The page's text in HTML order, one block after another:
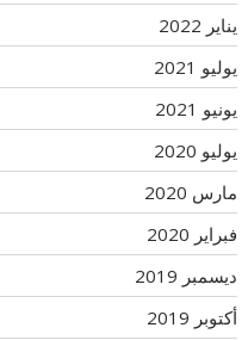
يناير 2022
يوليو 2021
يونيو 2021
يوليو 2020
مارس 2020
فبراير 2020
ديسمبر 2019
أكتوبر 2019